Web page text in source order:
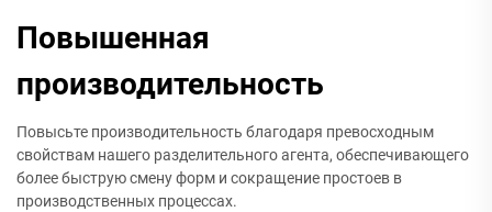
Повышенная
производительность
Повысьте производительность благодаря превосходным
свойствам нашего разделительного агента, обеспечивающего
более быструю смену форм и сокращение простоев в
производственных процессах.